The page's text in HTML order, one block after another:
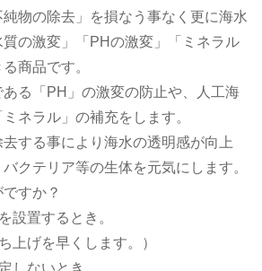
物の除去」を損なう事なく更に海水
の激変」「PHの激変」「ミネラル
商品です。
る「PH」の激変の防止や、人工海
ネラル」の補充をします。
する事により海水の透明感が向上
クテリア等の生体を元気にします。
すか？
設置するとき。
上げを早くします。）
しないとき。